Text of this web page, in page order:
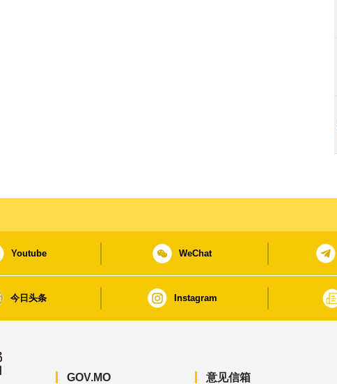
Youtube WeChat
今日头条 Instagram
GOV.MO 意见信箱